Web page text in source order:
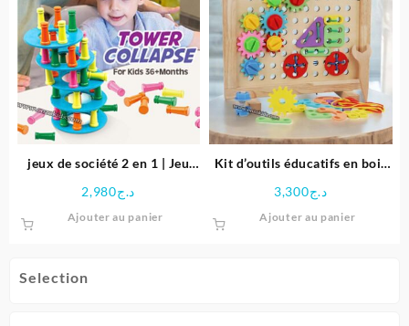
Selection
jeux de société 2 en 1 | Jeu
د.ج2,980
Ajouter au panier
Kit d’outils éducatifs en bois
د.ج3,300
Ajouter au panier